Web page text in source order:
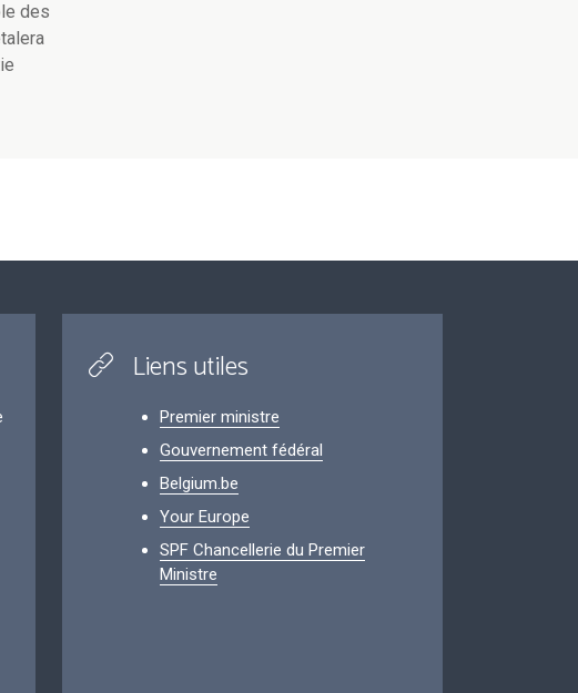
des
Liens utiles
Premier ministre
Gouvernement fédéral
Belgium.be
Your Europe
SPF Chancellerie du Premier
Ministre